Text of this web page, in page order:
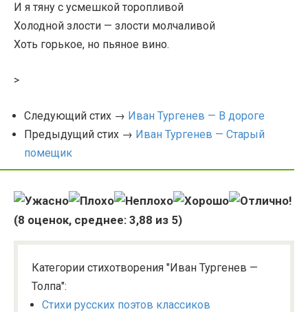
И я тяну с усмешкой торопливой
Холодной злости — злости молчаливой
Хоть горькое, но пьяное вино.
>
Следующий стих → Иван Тургенев — В дороге
Предыдущий стих → Иван Тургенев — Старый
помещик
(8 оценок, среднее: 3,88 из 5)
Категории стихотворения "Иван Тургенев —
Толпа":
Стихи русских поэтов классиков